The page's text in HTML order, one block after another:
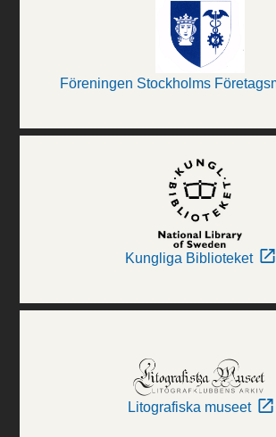
Föreningen Stockholms
Kungliga Biblioteket
Litografiska museet